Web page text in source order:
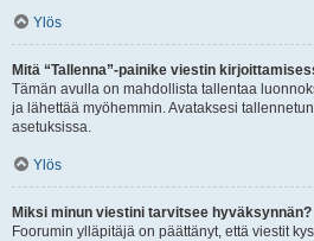
Ylös
Mitä “Tallenna”-painike viestin
Tämän avulla on mahdollista tallentaa
ja lähettää myöhemmin. Avataksesi
asetuksissa.
Ylös
Miksi minun viestini tarvitsee hyväksynnän?
Foorumin ylläpitäjä on päättänyt, että viestit